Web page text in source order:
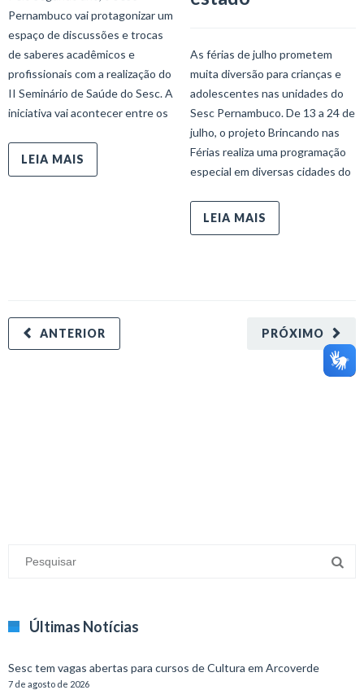
Pernambuco vai protagonizar um
espaço de discussões e trocas
de saberes acadêmicos e
profissionais com a realização do
II Seminário de Saúde do Sesc. A
iniciativa vai acontecer entre os
LEIA MAIS
As férias de julho prometem
muita diversão para crianças e
adolescentes nas unidades do
Sesc Pernambuco. De 13 a 24 de
julho, o projeto Brincando nas
Férias realiza uma programação
especial em diversas cidades do
LEIA MAIS
PRÓXIMO
ANTERIOR
Últimas Notícias
Sesc tem vagas abertas para cursos de Cultura em Arcoverde
7 de agosto de 2026